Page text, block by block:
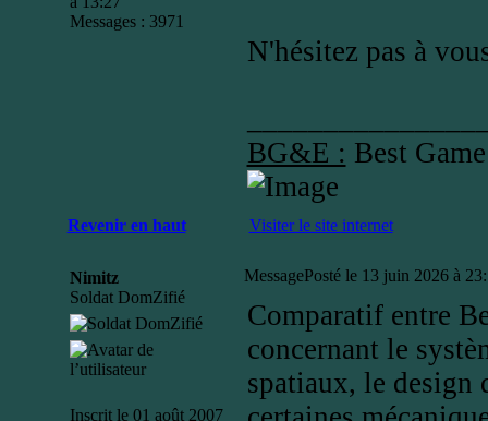
Messages : 3971
N'hésitez pas à
BG&E : Best
Revenir en haut Visiter le site internet
Nimitz
Soldat DomZifié
Inscrit le 01 août 2007
MessagePosté le 13 juin 2026 à
Comparatif entre
concernant le
spatiaux, le design